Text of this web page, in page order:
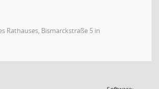
Rathauses, Bismarckstraße 5 in